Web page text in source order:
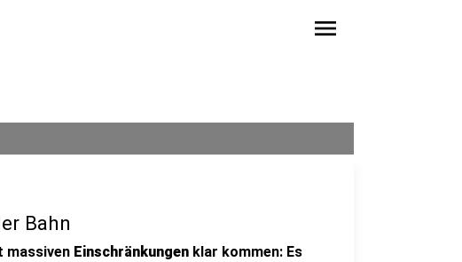
menu
Bahn
massiven Einschränkungen klar kommen: Es